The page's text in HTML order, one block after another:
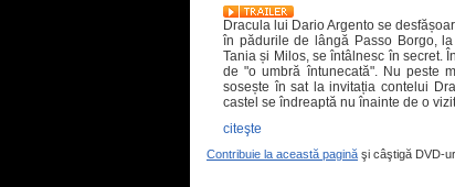
Dracula lui Dario Argento se
în pădurile de lângă Passo Borgo,
Tania și Milos, se întâlnesc în secret.
de "o umbră întunecată". Nu peste
sosește în sat la invitația contelui
castel se îndreaptă nu înainte de o
citeşte
Contribuie la această pagină şi câştigă DVD-